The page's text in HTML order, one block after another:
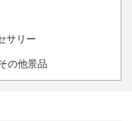
サリー
の他景品